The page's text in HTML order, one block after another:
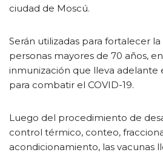
ciudad de Moscú.
Serán utilizadas para fortalecer
personas mayores de 70 años,
inmunización que lleva adelante
para combatir el COVID-19.
Luego del procedimiento de
control térmico, conteo,
acondicionamiento, las vacunas